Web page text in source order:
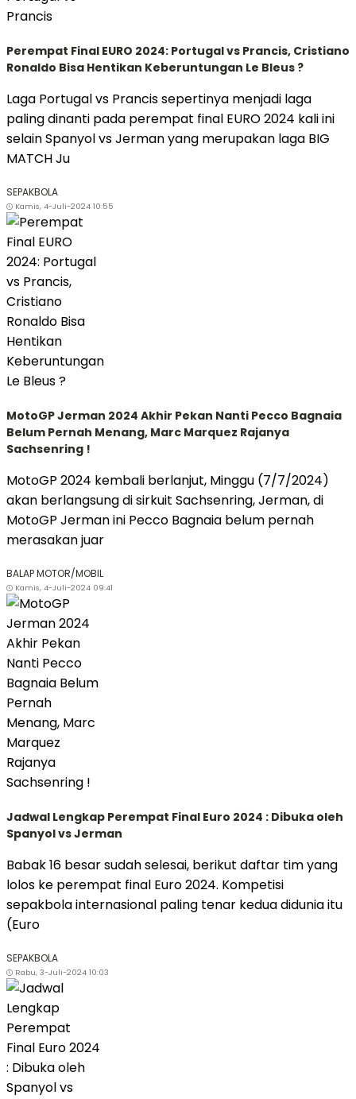
Perempat Final EURO 2024: Portugal vs Prancis, Cristiano
Ronaldo Bisa Hentikan Keberuntungan Le Bleus ?
Laga Portugal vs Prancis sepertinya menjadi laga
paling dinanti pada perempat final EURO 2024 kali ini
selain Spanyol vs Jerman yang merupakan laga BIG
MATCH Ju
SEPAKBOLA
Kamis, 4-Juli-2024 10:55
MotoGP Jerman 2024 Akhir Pekan Nanti Pecco Bagnaia
Belum Pernah Menang, Marc Marquez Rajanya
Sachsenring !
MotoGP 2024 kembali berlanjut, Minggu (7/7/2024)
akan berlangsung di sirkuit Sachsenring, Jerman, di
MotoGP Jerman ini Pecco Bagnaia belum pernah
merasakan juar
BALAP MOTOR/MOBIL
Kamis, 4-Juli-2024 09:41
Jadwal Lengkap Perempat Final Euro 2024 : Dibuka oleh
Spanyol vs Jerman
Babak 16 besar sudah selesai, berikut daftar tim yang
lolos ke perempat final Euro 2024. Kompetisi
sepakbola internasional paling tenar kedua didunia itu
(Euro
SEPAKBOLA
Rabu, 3-Juli-2024 10:03